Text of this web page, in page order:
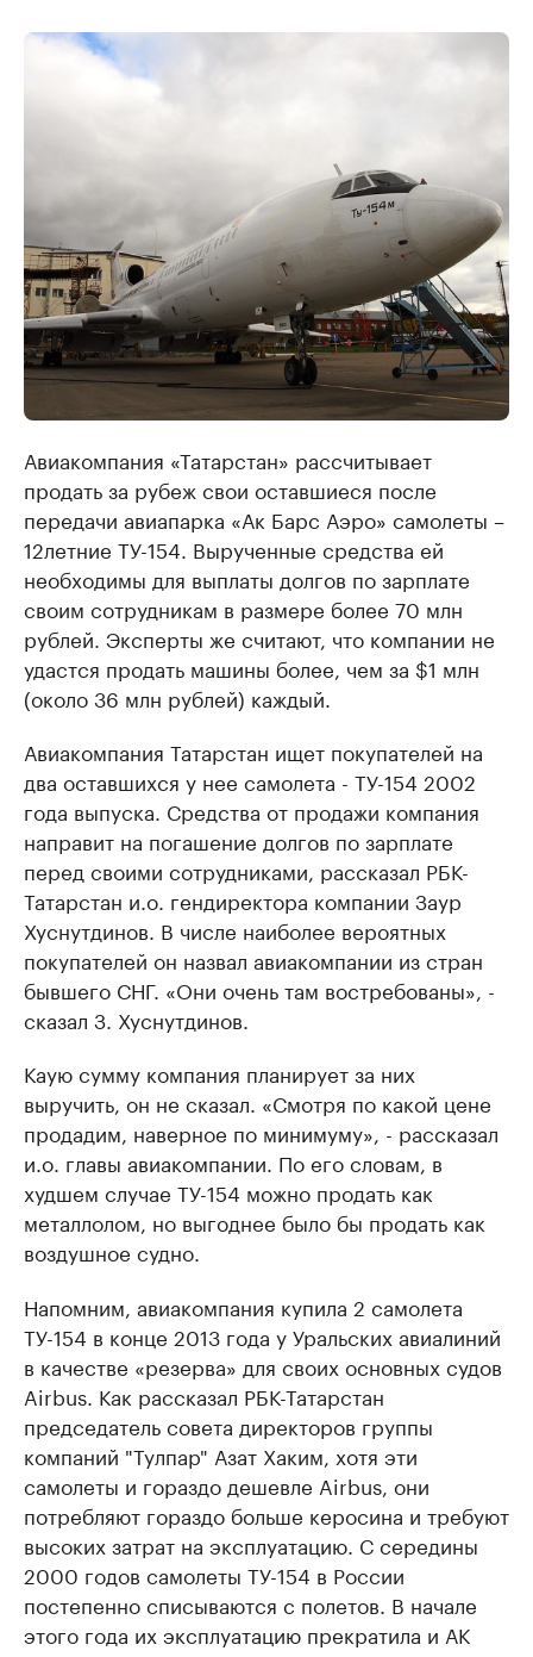
Авиакомпания «Татарстан» рассчитывает
продать за рубеж свои оставшиеся после
передачи авиапарка «Ак Барс Аэро» самолеты –
12летние ТУ-154. Вырученные средства ей
необходимы для выплаты долгов по зарплате
своим сотрудникам в размере более 70 млн
рублей. Эксперты же считают, что компании не
удастся продать машины более, чем за $1 млн
(около 36 млн рублей) каждый.
Авиакомпания Татарстан ищет покупателей на
два оставшихся у нее самолета - ТУ-154 2002
года выпуска. Средства от продажи компания
направит на погашение долгов по зарплате
перед своими сотрудниками, рассказал РБК-
Татарстан и.о. гендиректора компании Заур
Хуснутдинов. В числе наиболее вероятных
покупателей он назвал авиакомпании из стран
бывшего СНГ. «Они очень там востребованы», -
сказал З. Хуснутдинов.
Каую сумму компания планирует за них
выручить, он не сказал. «Смотря по какой цене
продадим, наверное по минимуму», - рассказал
и.о. главы авиакомпании. По его словам, в
худшем случае ТУ-154 можно продать как
металлолом, но выгоднее было бы продать как
воздушное судно.
Напомним, авиакомпания купила 2 самолета
ТУ-154 в конце 2013 года у Уральских авиалиний
в качестве «резерва» для своих основных судов
Airbus. Как рассказал РБК-Татарстан
председатель совета директоров группы
компаний "Тулпар" Азат Хаким, хотя эти
самолеты и гораздо дешевле Airbus, они
потребляют гораздо больше керосина и требуют
высоких затрат на эксплуатацию. С середины
2000 годов самолеты ТУ-154 в России
постепенно списываются с полетов. В начале
этого года их эксплуатацию прекратила и АК